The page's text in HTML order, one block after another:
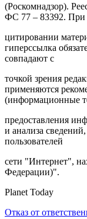
(Роскомнадзор).
ФС 77 – 83392. При
цитировании
гиперссылка
совпадают с
точкой зрения
применяются
(информационные
предоставления
и анализа
пользователей
сети "Интернет",
Федерации)".
Planet Today
Отказ от